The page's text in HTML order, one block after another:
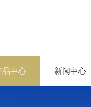
品中心 新闻中心